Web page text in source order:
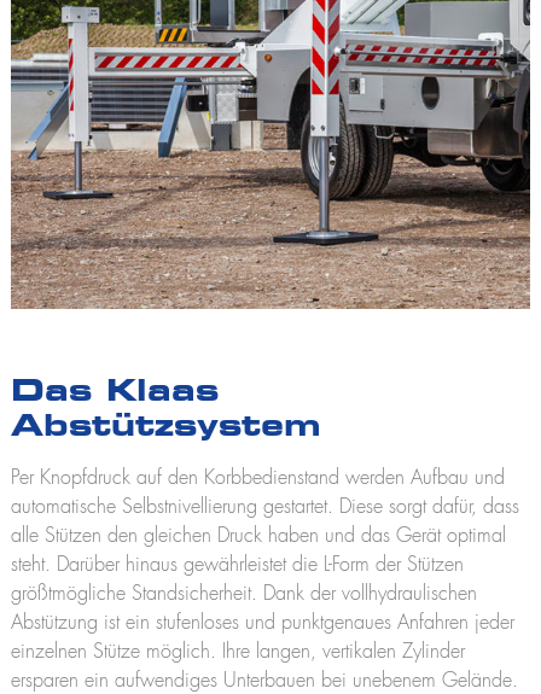
Das Klaas
Abstützsystem
Per Knopfdruck auf den Korbbedienstand werden Aufbau und
automatische Selbstnivellierung gestartet. Diese sorgt dafür, dass
alle Stützen den gleichen Druck haben und das Gerät optimal
steht. Darüber hinaus gewährleistet die L-Form der Stützen
größtmögliche Standsicherheit. Dank der vollhydraulischen
Abstützung ist ein stufenloses und punktgenaues Anfahren jeder
einzelnen Stütze möglich. Ihre langen, vertikalen Zylinder
ersparen ein aufwendiges Unterbauen bei unebenem Gelände.